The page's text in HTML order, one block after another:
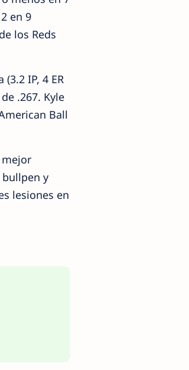
en 9
los Reds
IP, 4 ER
.267. Kyle
Ball
y
lesiones en